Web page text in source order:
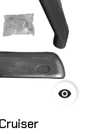
